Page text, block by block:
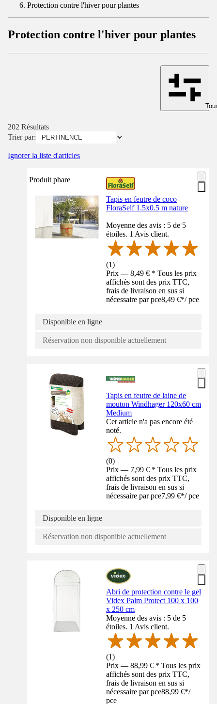
Protection contre l'hiver pour plantes
Protection contre l'hiver pour plantes
202 Résultats
Trier par:
Ignorer la liste d'articles
Produit phare
Tapis en feutre de coco
FloraSelf 1.5x0.5 m nature
Moyenne des avis : 5 de 5
étoiles. 1 Avis client.
(1)
Prix — 8,49 € * Tous les prix
affichés sont des prix TTC,
frais de livraison en sus si
nécessaire par pce8,49 €*/ pce
Disponible en ligne
Réservation non disponible actuellement
Tapis en feutre de laine de
mouton Windhager 120x60 cm
Medium
Cet article n'a pas encore été
noté.
(0)
Prix — 7,99 € * Tous les prix
affichés sont des prix TTC,
frais de livraison en sus si
nécessaire par pce7,99 €*/ pce
Disponible en ligne
Réservation non disponible actuellement
Abri de protection contre le gel
Videx Palm Protect 100 x 100
x 250 cm
Moyenne des avis : 5 de 5
étoiles. 1 Avis client.
(1)
Prix — 88,99 € * Tous les prix
affichés sont des prix TTC,
frais de livraison en sus si
nécessaire par pce88,99 €*/
pce